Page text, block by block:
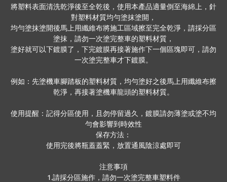
將塑料表面清洗乾淨後至全乾後，使用本產品適量倒至海綿上，針
對塑料材質均勻塗抹塗開，
均勻塗抹塗開後馬上用纖維布將施工區域擦至完全乾淨，請採分區
塗抹，請勿一次塗完整車的塑料材質，
塗好就可以下鍍膜了，下完鍍膜再接著施作下一個區塊即可，請勿
一次塗完整車才下鍍膜。
例如：先塗機車腳踏板的塑料材質，均勻塗好之後馬上用纖維布擦
乾淨，再接著塗機車龍頭的塑料材質。
使用提醒：記得分區使用，且勿停留過久，鍍膜請勿薄塗或塗不均
勻會影響到時效性
保存方法：
使用完後將瓶蓋蓋緊，放置通風陰涼處即可
注意事項
1.請採分區施作，請勿一次塗完整車塑料件